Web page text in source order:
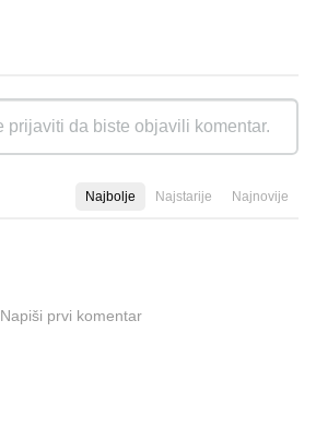
Najbolje Najstarije Najnovije
Napiši prvi komentar